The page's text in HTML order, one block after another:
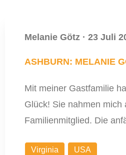
Melanie Götz · 23 Juli
ASHBURN: MELANIE
Mit meiner Gastfamilie
Glück! Sie nahmen mich
Familienmitglied. Die
Virginia USA